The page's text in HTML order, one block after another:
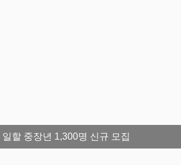
할 중장년 1,300명 신규 모집